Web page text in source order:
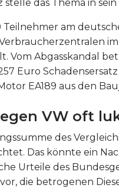
das Thema in
Teilnehmer am
Vom Abgasskandal
Euro
EA189 aus den
VW oft
des
Das könnte ein
Urteile des
die betrogenen